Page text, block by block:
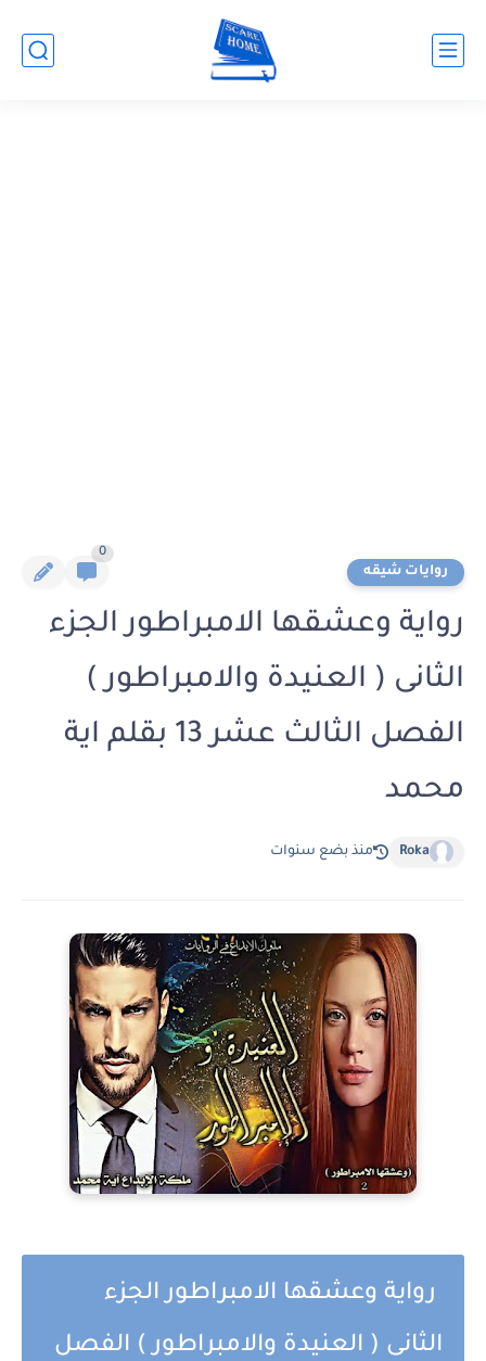
روايات شيقه
0
رواية وعشقها الامبراطور الجزء
الثانى ( العنيدة والامبراطور )
الفصل الثالث عشر 13 بقلم اية
محمد
Roka منذ بضع سنوات
رواية وعشقها الامبراطور الجزء
الثانى ( العنيدة والامبراطور ) الفصل